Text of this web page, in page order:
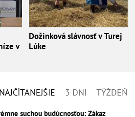
v
Dožinková slávnosť v Turej
Lúke
NAJČÍTANEJŠIE 3 DNI TÝŽDEŇ
suchou budúcnosťou: Zákaz